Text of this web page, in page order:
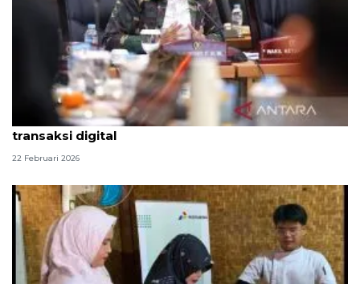
Pelaku UMKM takjil Ramadhan dinilai perlu perkuat
transaksi digital
22 Februari 2026